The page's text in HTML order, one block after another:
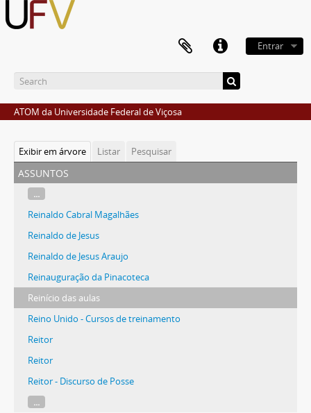
Entrar
ATOM da Universidade Federal de Viçosa
Exibir em árvore Listar Pesquisar
assuntos
...
Reinaldo Cabral Magalhães
Reinaldo de Jesus
Reinaldo de Jesus Araujo
Reinauguração da Pinacoteca
Reinício das aulas
Reino Unido - Cursos de treinamento
Reitor
Reitor
Reitor - Discurso de Posse
...